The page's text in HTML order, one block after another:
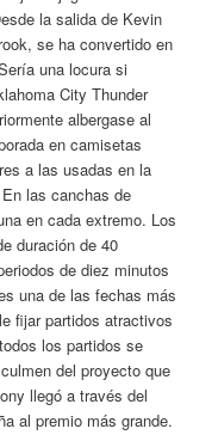
la salida de Kevin
se ha convertido en
una locura si
City Thunder
albergase al
en camisetas
a las usadas en la
las canchas de
en cada extremo. Los
duración de 40
de diez minutos
una de las fechas más
fijar partidos atractivos
los partidos se
del proyecto que
llegó a través del
al premio más grande.